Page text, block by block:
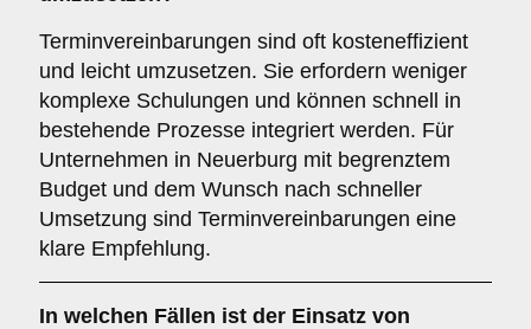
Terminvereinbarungen sind oft kosteneffizient
und leicht umzusetzen. Sie erfordern weniger
komplexe Schulungen und können schnell in
bestehende Prozesse integriert werden. Für
Unternehmen in Neuerburg mit begrenztem
Budget und dem Wunsch nach schneller
Umsetzung sind Terminvereinbarungen eine
klare Empfehlung.
In welchen Fällen ist der Einsatz von